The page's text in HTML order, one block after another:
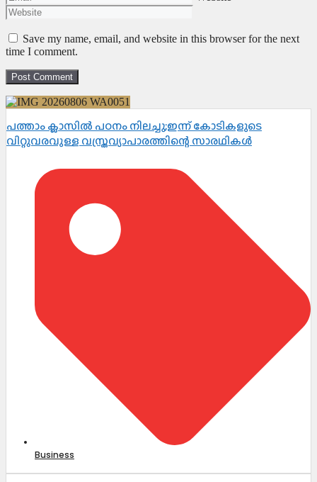
Save my name, email, and website in this browser for the next
time I comment.
പത്താം ക്ലാസിൽ പഠനം നിലച്ചു;ഇന്ന് കോടികളുടെ
വിറ്റുവരവുള്ള വസ്ത്രവ്യാപാരത്തിന്റെ സാരഥികൾ
Business